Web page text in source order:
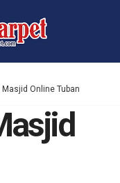
Masjid Online Tuban